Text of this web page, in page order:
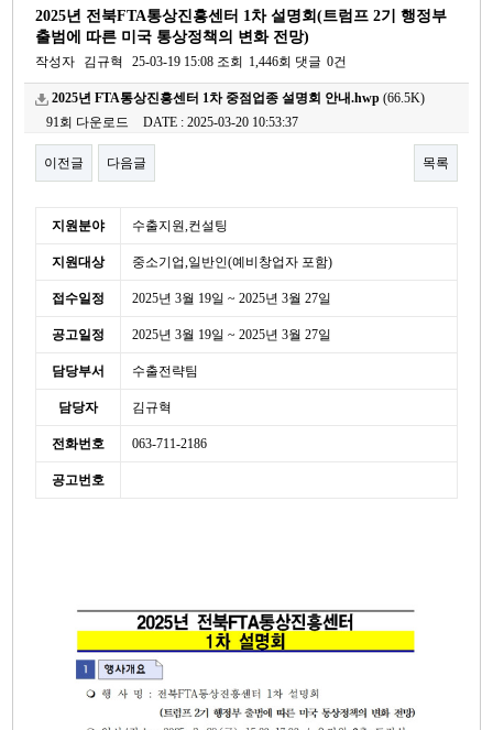
2025년 전북FTA통상진흥센터 1차 설명회(트럼프 2기 행정부
출범에 따른 미국 통상정책의 변화 전망)
작성자 김규혁 25-03-19 15:08 조회 1,446회 댓글 0건
2025년 FTA통상진흥센터 1차 중점업종 설명회 안내.hwp (66.5K)
91회 다운로드
DATE : 2025-03-20 10:53:37
이전글 다음글 목록
본문
지원분야 수출지원,컨설팅
지원대상 중소기업,일반인(예비창업자 포함)
접수일정 2025년 3월 19일 ~ 2025년 3월 27일
공고일정 2025년 3월 19일 ~ 2025년 3월 27일
담당부서 수출전략팀
담당자 김규혁
전화번호 063-711-2186
공고번호